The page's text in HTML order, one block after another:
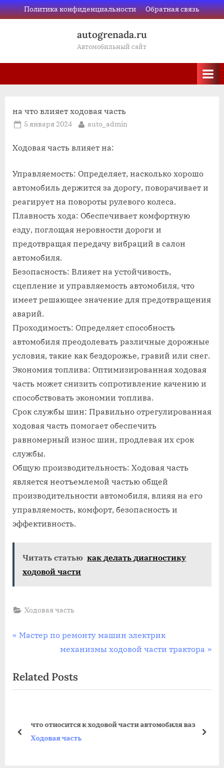
Skip
to
Политика конфиденциальности Обратная связь
autogrenada.ru
Автомобильный сайт
на что влияет ходовая часть
Posted
5 января 2024 By
auto_admin
Ходовая часть влияет на:
Управляемость: Определяет, насколько хорошо
автомобиль держится за дорогу, поворачивает и
реагирует на повороты рулевого колеса.
Плавность хода: Обеспечивает комфортную
езду, поглощая неровности дороги и
предотвращая передачу вибраций в салон
автомобиля.
Безопасность: Влияет на устойчивость,
сцепление и управляемость автомобиля, что
имеет решающее значение для предотвращения
аварий.
Проходимость: Определяет способность
автомобиля преодолевать различные дорожные
условия, такие как бездорожье, гравий или снег.
Экономия топлива: Оптимизированная ходовая
часть может снизить сопротивление качению и
способствовать экономии топлива.
Срок службы шин: Правильно отрегулированная
ходовая часть помогает обеспечить
равномерный износ шин, продлевая их срок
службы.
Общую производительность: Ходовая часть
является неотъемлемой частью общей
производительности автомобиля, влияя на его
управляемость, комфорт, безопасность и
эффективность.
Читать статью как делать диагностику
ходовой части
Ходовая часть
Навигация
записям
P
v
i
s
Мастер по ремонту машин электрик
N
x
t
механизмы ходовой части трактора
Related Posts
что относится к ходовой части автомобиля ваз
Ходовая часть
prev next